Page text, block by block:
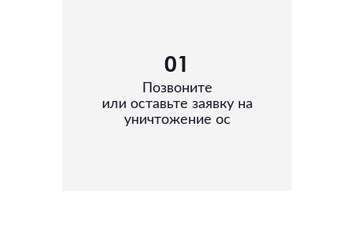
01
Позвоните
или оставьте заявку на
уничтожение ос